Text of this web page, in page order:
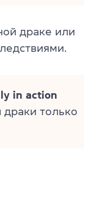
драке или
in action
только